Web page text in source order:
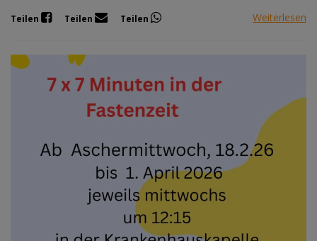
Teilen Teilen Teilen Weiterlesen